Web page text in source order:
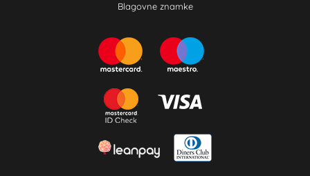
Blagovne znamke